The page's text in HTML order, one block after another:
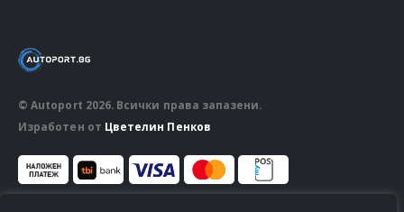
© Autoport 2026. Всички права запазени.
Изработен от Цветелин Пенков